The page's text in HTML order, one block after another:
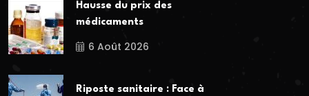
Hausse du prix des
médicaments
6 Août 2026
Riposte sanitaire : Face à